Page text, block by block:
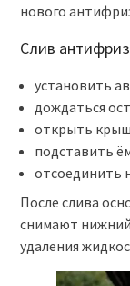
нового
Слив
установить
дождаться
открыть
подставить
отсоединить
После слива
снимают
удаления